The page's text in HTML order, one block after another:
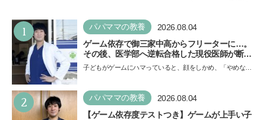
1 パパママの教養 2026.08.04
ゲーム依存で御三家中高からフリーターに…。
その後、医学部へ逆転合格した現役医師が断言
「ゲームの経験が受験勉強に役立った」そう考
子どもがゲームにハマっていると、顔をしかめ、「やめなさ
い…
2 パパママの教養 2026.08.04
【ゲーム依存度テストつき】ゲームが上手い子